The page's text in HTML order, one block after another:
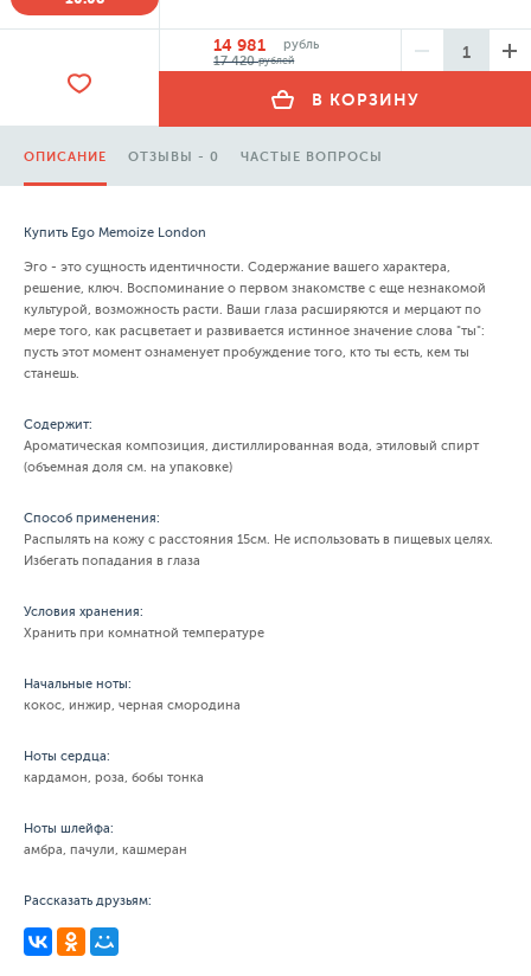
14 981
рубль
17 420рублей
В КОРЗИНУ
ОПИСАНИЕ ОТЗЫВЫ - 0 ЧАСТЫЕ ВОПРОСЫ
Купить Ego Memoize London
Эго - это сущность идентичности. Содержание вашего характера,
решение, ключ. Воспоминание о первом знакомстве с еще незнакомой
культурой, возможность расти. Ваши глаза расширяются и мерцают по
мере того, как расцветает и развивается истинное значение слова "ты":
пусть этот момент ознаменует пробуждение того, кто ты есть, кем ты
станешь.
Содержит:
Ароматическая композиция, дистиллированная вода, этиловый спирт
(объемная доля см. на упаковке)
Способ применения:
Распылять на кожу с расстояния 15см. Не использовать в пищевых целях.
Избегать попадания в глаза
Условия хранения:
Хранить при комнатной температуре
Начальные ноты:
кокос, инжир, черная смородина
Ноты сердца:
кардамон, роза, бобы тонка
Ноты шлейфа:
амбра, пачули, кашмеран
Рассказать друзьям: